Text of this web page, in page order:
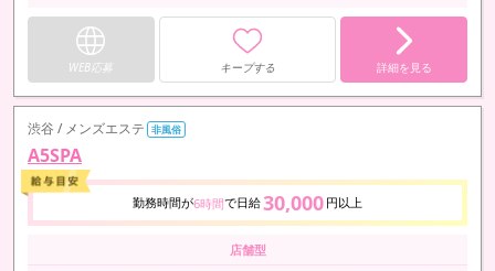
WEB応募 キープする 詳細を見る
渋谷 / メンズエステ 非風俗
A5SPA
勤務時間が6時間で日給30,000 円以上
店舗型